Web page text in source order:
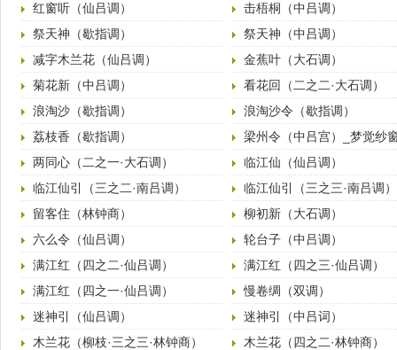
红窗听（仙吕调）
击梧桐（中吕调）
祭天神（歇指调）
祭天神（中吕调）
减字木兰花（仙吕调）
金蕉叶（大石调）
菊花新（中吕调）
看花回（二之二·大石调）
浪淘沙（歇指调）
浪淘沙令（歇指调）
荔枝香（歇指调）
梁州令（中吕宫）_梦觉纱
两同心（二之一·大石调）
临江仙（仙吕调）
临江仙引（三之二·南吕调）
临江仙引（三之三·南吕调）
留客住（林钟商）
柳初新（大石调）
六么令（仙吕调）
轮台子（中吕调）
满江红（四之二·仙吕调）
满江红（四之三·仙吕调）
满江红（四之一·仙吕调）
慢卷绸（双调）
迷神引（仙吕调）
迷神引（中吕词）
木兰花（柳枝·三之三·林钟商）
木兰花（四之二·林钟商）